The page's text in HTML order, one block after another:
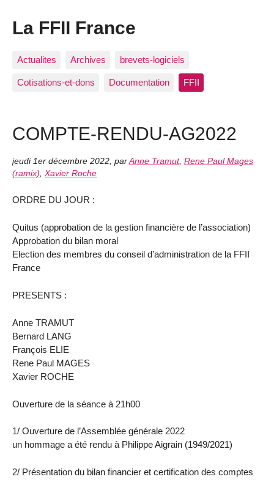
La FFII France
Actualites Archives brevets-logiciels
Cotisations-et-dons Documentation FFII
COMPTE-RENDU-AG2022
jeudi 1er décembre 2022 par Anne Tramut, Rene Paul Mages
(ramix) Xavier Roche
ORDRE DU JOUR :
Quitus (approbation de la gestion financière de l’association)
Approbation du bilan moral
Election des membres du conseil d’administration de la FFII
France
PRESENTS :
Anne TRAMUT
Bernard LANG
François ELIE
Rene Paul MAGES
Xavier ROCHE
Ouverture de la séance à 21h00
1/ Ouverture de l’Assemblée générale 2022
un hommage a été rendu à Philippe Aigrain (1949/2021)
2/ Présentation du bilan financier et certification des comptes